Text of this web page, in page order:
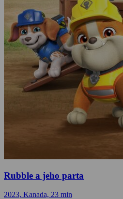
Rubble a jeho parta
2023, Kanada, 23 min